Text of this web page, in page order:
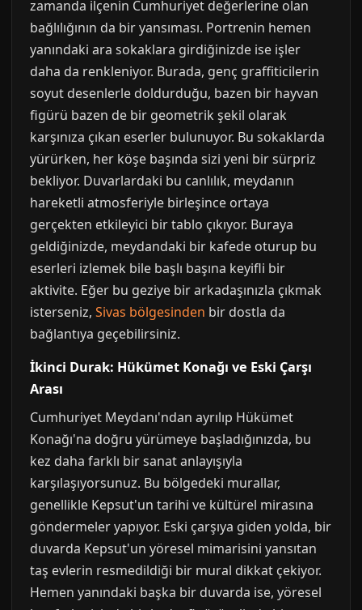
zamanda ilçenin Cumhuriyet değerlerine olan
bağlılığının da bir yansıması. Portrenin hemen
yanındaki ara sokaklara girdiğinizde ise işler
daha da renkleniyor. Burada, genç graffiticilerin
soyut desenlerle doldurduğu, bazen bir hayvan
figürü bazen de bir geometrik şekil olarak
karşınıza çıkan eserler bulunuyor. Bu sokaklarda
yürürken, her köşe başında sizi yeni bir sürpriz
bekliyor. Duvarlardaki bu canlılık, meydanın
hareketli atmosferiyle birleşince ortaya
gerçekten etkileyici bir tablo çıkıyor. Buraya
geldiğinizde, meydandaki bir kafede oturup bu
eserleri izlemek bile başlı başına keyifli bir
aktivite. Eğer bu geziye bir arkadaşınızla çıkmak
isterseniz, Sivas bölgesinden bir dostla da
bağlantıya geçebilirsiniz.
İkinci Durak: Hükümet Konağı ve Eski Çarşı
Arası
Cumhuriyet Meydanı'ndan ayrılıp Hükümet
Konağı'na doğru yürümeye başladığınızda, bu
kez daha farklı bir sanat anlayışıyla
karşılaşıyorsunuz. Bu bölgedeki murallar,
genellikle Kepsut'un tarihi ve kültürel mirasına
göndermeler yapıyor. Eski çarşıya giden yolda, bir
duvarda Kepsut'un yöresel mimarisini yansıtan
taş evlerin resmedildiği bir mural dikkat çekiyor.
Hemen yanındaki başka bir duvarda ise, yöresel